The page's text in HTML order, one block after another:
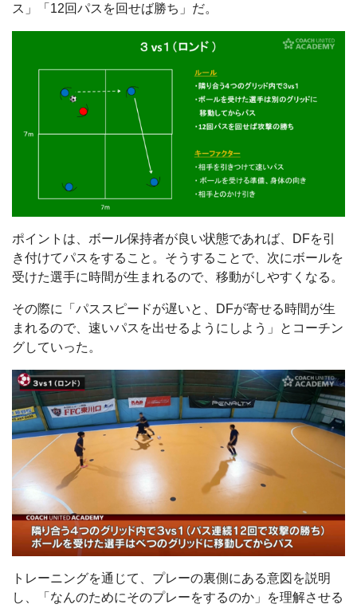
ス」「12回パスを回せば勝ち」だ。
ポイントは、ボール保持者が良い状態であれば、DFを引
き付けてパスをすること。そうすることで、次にボールを
受けた選手に時間が生まれるので、移動がしやすくなる。
その際に「パススピードが遅いと、DFが寄せる時間が生
まれるので、速いパスを出せるようにしよう」とコーチン
グしていった。
トレーニングを通じて、プレーの裏側にある意図を説明
し、「なんのためにそのプレーをするのか」を理解させる